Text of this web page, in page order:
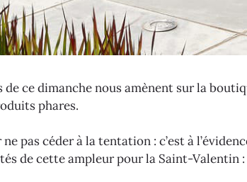
de ce dimanche nous amènent sur la
phares.
pas céder à la tentation : c’est à
de cette ampleur pour la Saint-Valentin